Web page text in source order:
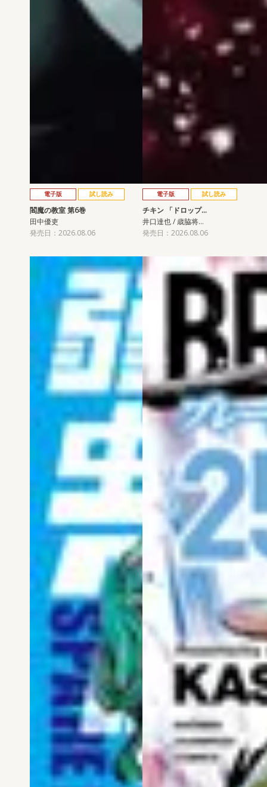
電子版 試し読み
閻魔の教室 第6巻
田中優吏
発売日：2026.08.06
電子版 試し読み
チキン 「ドロップ…
井口達也 / 歳脇将…
発売日：2026.08.06